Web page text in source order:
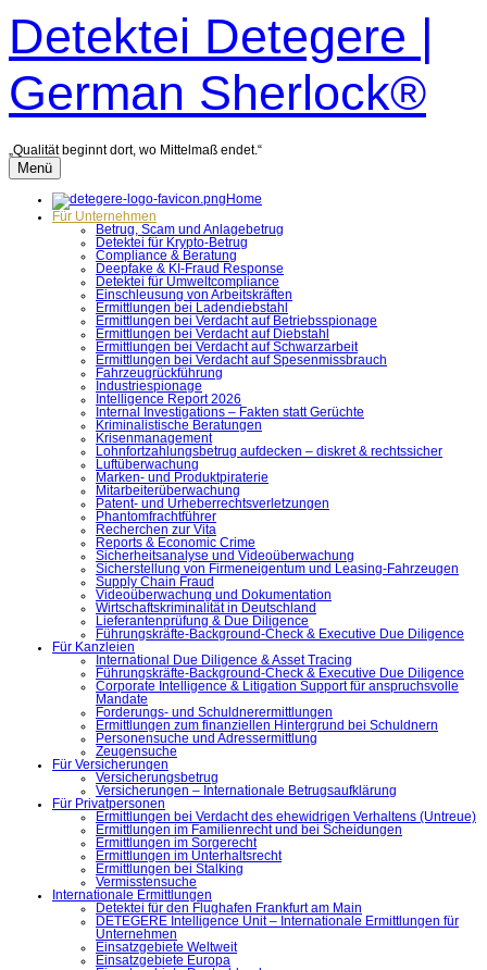
Inhalt
überspringen
Detektei Detegere |
German Sherlock®
„Qualität beginnt dort, wo Mittelmaß endet.“
Menü
Home
Für Unternehmen
Betrug, Scam und Anlagebetrug
Detektei für Krypto-Betrug
Compliance & Beratung
Deepfake & KI-Fraud Response
Detektei für Umweltcompliance
Einschleusung von Arbeitskräften
Ermittlungen bei Ladendiebstahl
Ermittlungen bei Verdacht auf Betriebsspionage
Ermittlungen bei Verdacht auf Diebstahl
Ermittlungen bei Verdacht auf Schwarzarbeit
Ermittlungen bei Verdacht auf Spesenmissbrauch
Fahrzeugrückführung
Industriespionage
Intelligence Report 2026
Internal Investigations – Fakten statt Gerüchte
Kriminalistische Beratungen
Krisenmanagement
Lohnfortzahlungsbetrug aufdecken – diskret & rechtssicher
Luftüberwachung
Marken- und Produktpiraterie
Mitarbeiterüberwachung
Patent- und Urheberrechtsverletzungen
Phantomfrachtführer
Recherchen zur Vita
Reports & Economic Crime
Sicherheitsanalyse und Videoüberwachung
Sicherstellung von Firmeneigentum und Leasing-Fahrzeugen
Supply Chain Fraud
Videoüberwachung und Dokumentation
Wirtschaftskriminalität in Deutschland
Lieferantenprüfung & Due Diligence
Führungskräfte-Background-Check & Executive Due Diligence
Für Kanzleien
International Due Diligence & Asset Tracing
Führungskräfte-Background-Check & Executive Due Diligence
Corporate Intelligence & Litigation Support für anspruchsvolle
Mandate
Forderungs- und Schuldnerermittlungen
Ermittlungen zum finanziellen Hintergrund bei Schuldnern
Personensuche und Adressermittlung
Zeugensuche
Für Versicherungen
Versicherungsbetrug
Versicherungen – Internationale Betrugsaufklärung
Für Privatpersonen
Ermittlungen bei Verdacht des ehewidrigen Verhaltens (Untreue)
Ermittlungen im Familienrecht und bei Scheidungen
Ermittlungen im Sorgerecht
Ermittlungen im Unterhaltsrecht
Ermittlungen bei Stalking
Vermisstensuche
Internationale Ermittlungen
Detektei für den Flughafen Frankfurt am Main
DETEGERE Intelligence Unit – Internationale Ermittlungen für
Unternehmen
Einsatzgebiete Weltweit
Einsatzgebiete Europa